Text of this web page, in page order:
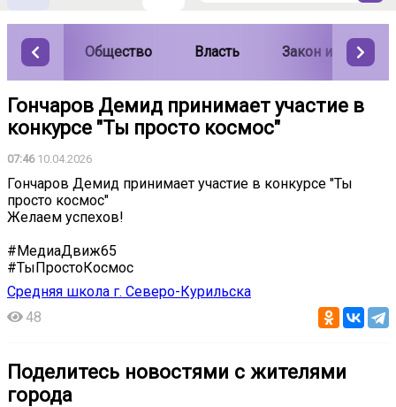
Общество Власть Закон и порядок
Гончаров Демид принимает участие в
конкурсе "Ты просто космос"
07:4610.04.2026
Гончаров Демид принимает участие в конкурсе "Ты
просто космос"
Желаем успехов!
#МедиаДвиж65
#ТыПростоКосмос
Средняя школа г. Северо-Курильска
48
Поделитесь новостями с жителями
города